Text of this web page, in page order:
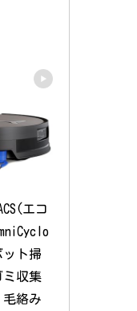
エコ
ト掃
収集
絡み